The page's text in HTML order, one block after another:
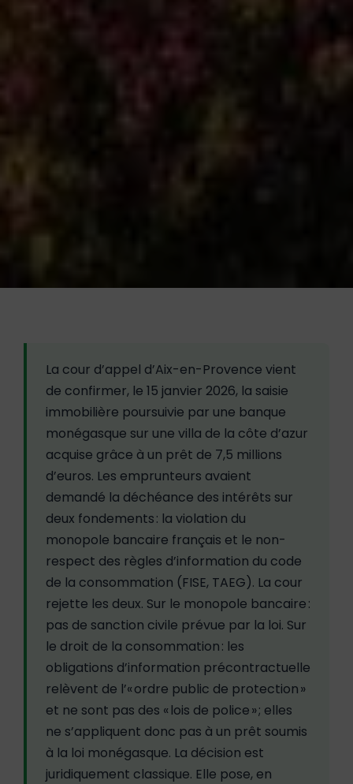
La cour d’appel d’Aix-en-Provence vient
de confirmer, le 15 janvier 2026, la saisie
immobilière poursuivie par une banque
monégasque sur une villa de la côte d’azur
acquise grâce à un prêt de 7,5 millions
d’euros. Les emprunteurs avaient
demandé la déchéance des intérêts sur
deux fondements : la violation du
monopole bancaire français et le non-
respect des règles d’information du code
de la consommation (FISE, TAEG). La cour
rejette les deux. Sur le monopole bancaire :
pas de sanction civile prévue par la loi. Sur
le droit de la consommation : les
obligations d’information précontractuelle
relèvent de l’« ordre public de protection »
et ne sont pas des « lois de police » ; elles
ne s’appliquent donc pas à un prêt soumis
à la loi monégasque. La décision est
juridiquement classique. Elle pose, en